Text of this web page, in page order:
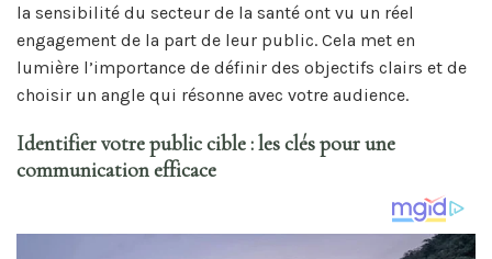
la sensibilité du secteur de la santé ont vu un réel
engagement de la part de leur public. Cela met en
lumière l’importance de définir des objectifs clairs et de
choisir un angle qui résonne avec votre audience.
Identifier votre public cible : les clés pour une
communication efficace